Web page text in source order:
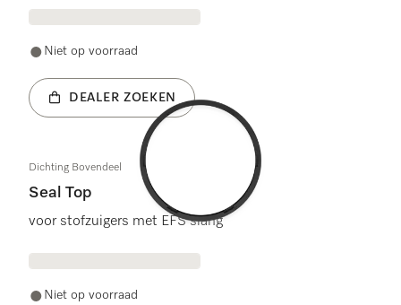
Niet op voorraad
DEALER ZOEKEN
Dichting Bovendeel
Seal Top
voor stofzuigers met EFS slang
Niet op voorraad